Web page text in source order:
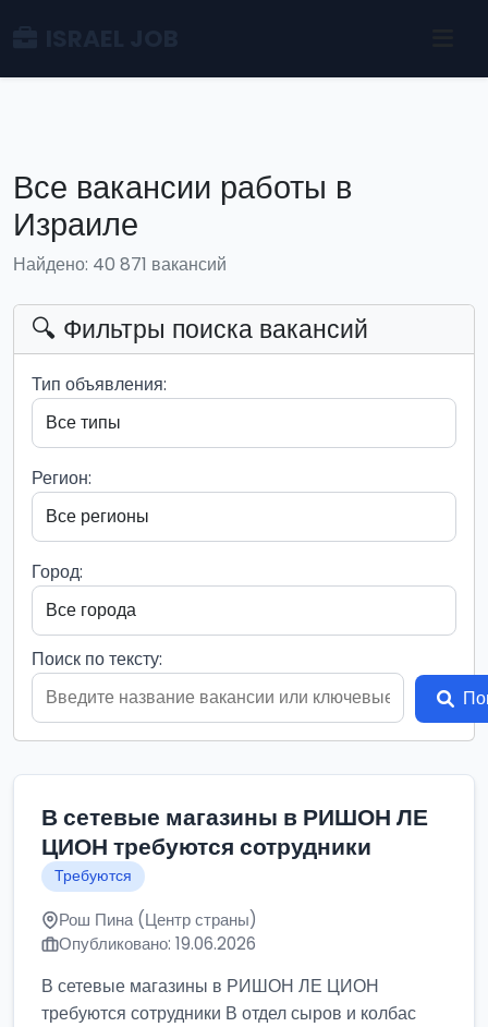
Все вакансии работы в
Израиле
Найдено: 40 871 вакансий
🔍 Фильтры поиска вакансий
Тип объявления:
Регион:
Город:
Поиск по тексту:
В сетевые магазины в РИШОН ЛЕ
ЦИОН требуются сотрудники
Требуются
Рош Пина (Центр страны)
Опубликовано: 19.06.2026
В сетевые магазины в РИШОН ЛЕ ЦИОН
требуются сотрудники В отдел сыров и колбас